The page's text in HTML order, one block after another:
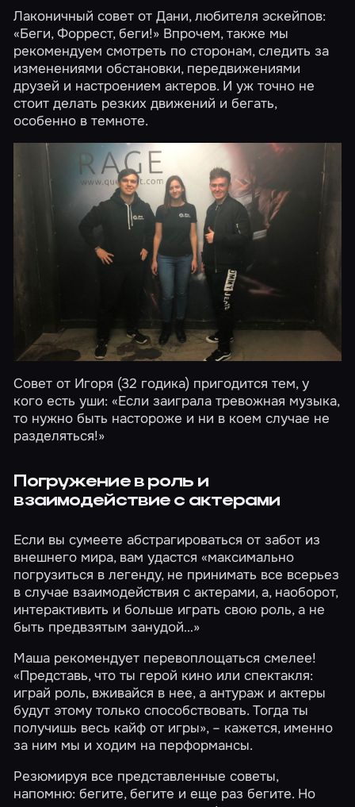
Лаконичный совет от Дани, любителя эскейпов:
«Беги, Форрест, беги!» Впрочем, также мы
рекомендуем смотреть по сторонам, следить за
изменениями обстановки, передвижениями
друзей и настроением актеров. И уж точно не
стоит делать резких движений и бегать,
особенно в темноте.
Совет от Игоря (32 годика) пригодится тем, у
кого есть уши: «Если заиграла тревожная музыка,
то нужно быть настороже и ни в коем случае не
разделяться!»
Погружение в роль и
взаимодействие с актерами
Если вы сумеете абстрагироваться от забот из
внешнего мира, вам удастся «максимально
погрузиться в легенду, не принимать все всерьез
в случае взаимодействия с актерами, а, наоборот,
интерактивить и больше играть свою роль, а не
быть предвзятым занудой…»
Маша рекомендует перевоплощаться смелее!
«Представь, что ты герой кино или спектакля:
играй роль, вживайся в нее, а антураж и актеры
будут этому только способствовать. Тогда ты
получишь весь кайф от игры», – кажется, именно
за ним мы и ходим на перформансы.
Резюмируя все представленные советы,
напомню: бегите, бегите и еще раз бегите. Но